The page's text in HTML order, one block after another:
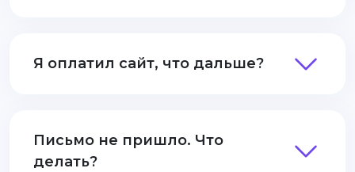
Я оплатил сайт, что дальше?
Письмо не пришло. Что
делать?